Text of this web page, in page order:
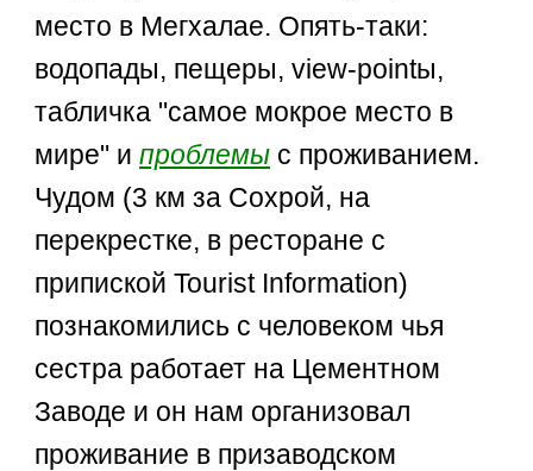
место в Мегхалае. Опять-таки:
водопады, пещеры, view-pointы,
табличка "самое мокрое место в
мире" ипроблемы с проживанием.
Чудом (3 км за Сохрой, на
перекрестке, в ресторане с
припиской Tourist Information)
познакомились с человеком чья
сестра работает на Цементном
Заводе и он нам организовал
проживание в призаводском